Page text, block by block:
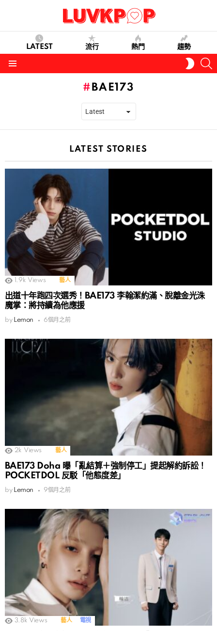
LATEST 流行 熱門 趨勢
SKIN
BAE173
LATEST STORIES
1.9k Views 藝人
出道十年跑四次選秀！BAE173 李翰潔約滿、脫離金光洙
魔掌：將持續為他應援
by Lemon 6個月之前
2k Views 藝人
BAE173 Doha 曝「亂結算＋強制停工」提起解約訴訟！
POCKETDOL 反駁「他態度差」
by Lemon 9個月之前
3.8k Views 藝人 電視